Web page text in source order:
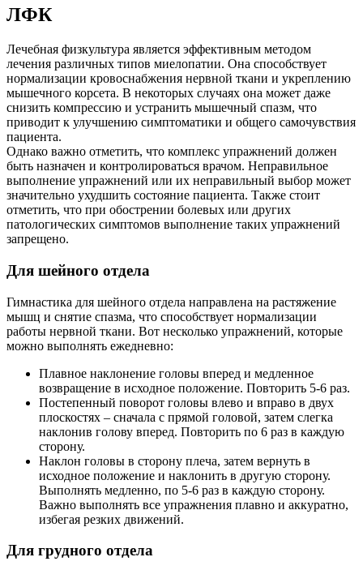
ЛФК
Лечебная физкультура является эффективным методом
лечения различных типов миелопатии. Она способствует
нормализации кровоснабжения нервной ткани и укреплению
мышечного корсета. В некоторых случаях она может даже
снизить компрессию и устранить мышечный спазм, что
приводит к улучшению симптоматики и общего самочувствия
пациента.
Однако важно отметить, что комплекс упражнений должен
быть назначен и контролироваться врачом. Неправильное
выполнение упражнений или их неправильный выбор может
значительно ухудшить состояние пациента. Также стоит
отметить, что при обострении болевых или других
патологических симптомов выполнение таких упражнений
запрещено.
Для шейного отдела
Гимнастика для шейного отдела направлена на растяжение
мышц и снятие спазма, что способствует нормализации
работы нервной ткани. Вот несколько упражнений, которые
можно выполнять ежедневно:
Плавное наклонение головы вперед и медленное
возвращение в исходное положение. Повторить 5-6 раз.
Постепенный поворот головы влево и вправо в двух
плоскостях – сначала с прямой головой, затем слегка
наклонив голову вперед. Повторить по 6 раз в каждую
сторону.
Наклон головы в сторону плеча, затем вернуть в
исходное положение и наклонить в другую сторону.
Выполнять медленно, по 5-6 раз в каждую сторону.
Важно выполнять все упражнения плавно и аккуратно,
избегая резких движений.
Для грудного отдела